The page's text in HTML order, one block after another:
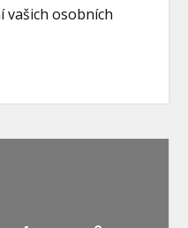
vašich osobních